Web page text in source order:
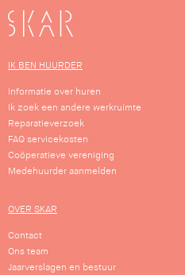
SKAR
IK BEN HUURDER
Informatie over huren
Ik zoek een andere werkruimte
Reparatieverzoek
FAQ servicekosten
Coöperatieve vereniging
Medehuurder aanmelden
OVER SKAR
Contact
Ons team
Jaarverslagen en bestuur